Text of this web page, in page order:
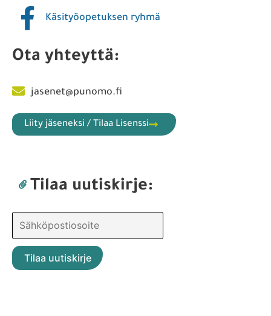
Käsityöopetuksen ryhmä
Ota yhteyttä:
jasenet@punomo.fi
Liity jäseneksi / Tilaa Lisenssi
Tilaa uutiskirje: